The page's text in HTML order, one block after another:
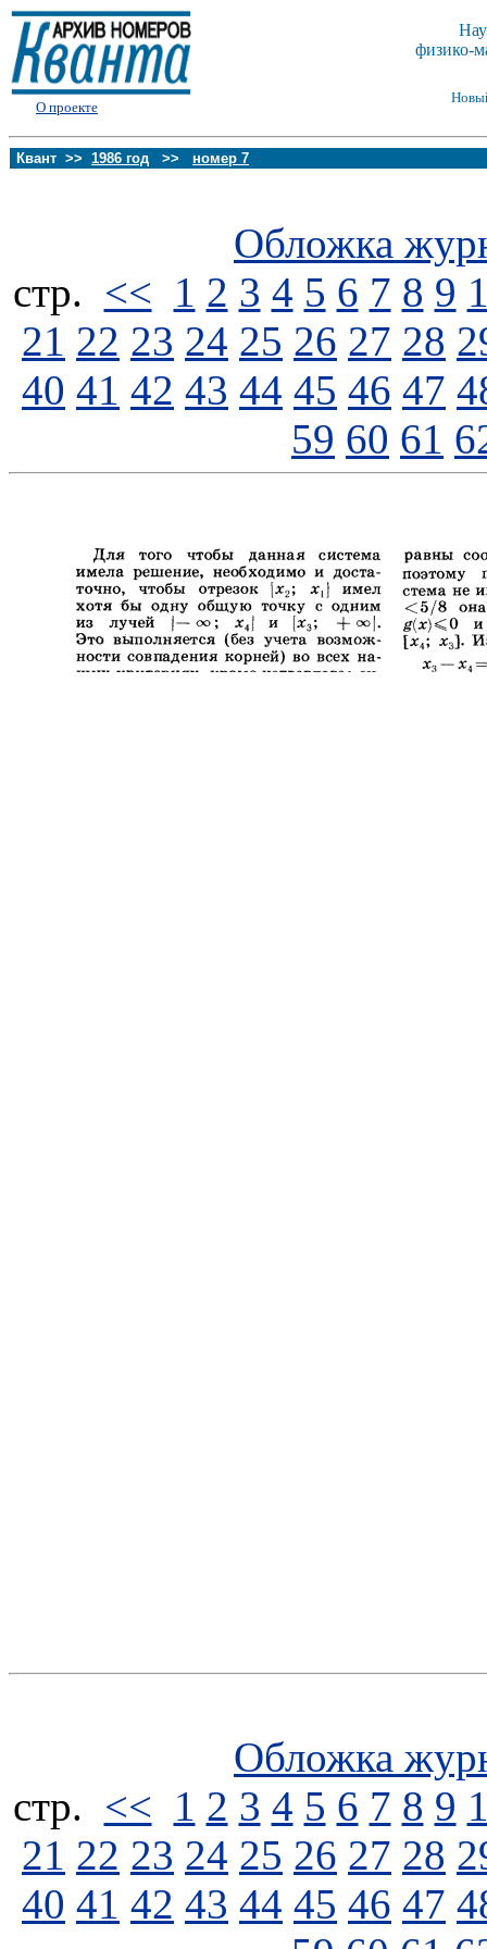
О проекте
физико-
Квант >> 1986 год >> номер 7
Обложка
стp. << 1 2 3 4 5 6 7 8 9
21 22 23 24 25 26 27 28
40 41 42 43 44 45 46 47
59 60 61
Обложка
стp. << 1 2 3 4 5 6 7 8 9
21 22 23 24 25 26 27 28
40 41 42 43 44 45 46 47